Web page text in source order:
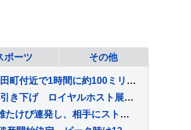
ポーツ その他
【速報】長野県に「記録的短時間大雨」 池田町付近で1時間に約100ミリの猛烈な雨 災害警戒 7日18:23時点
「受けるんじゃないかな」食料品の消費税率引き下げ ロイヤルホスト展開のロイヤルHD社長が影響懸念 テイクアウトや店頭販売など強化へ
前回王者・張本智和が8強入り！大会連覇へ雄たけび連発し、相手にストレートの快勝【WTTチャンピオンズ横浜】